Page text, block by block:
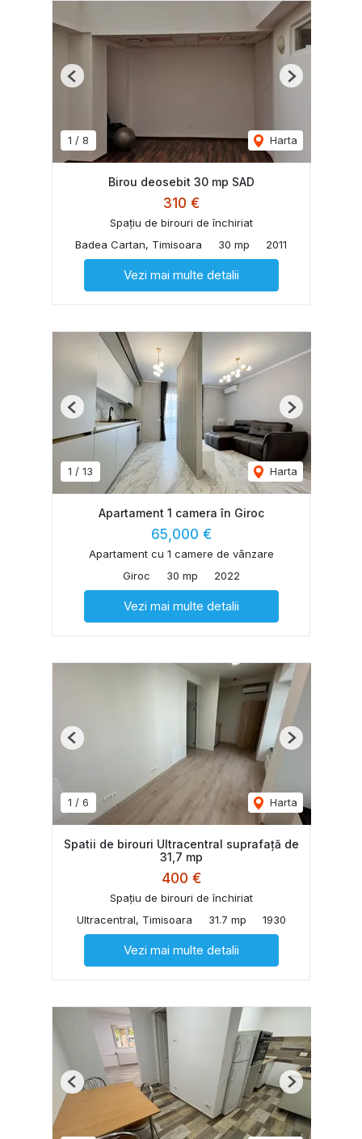
1 / 8 Harta
Previous Next
Birou deosebit 30 mp SAD
310 €
Spațiu de birouri de închiriat
Badea Cartan, Timisoara
30 mp 2011
Vezi mai multe detalii
1 / 13 Harta
Previous Next
Apartament 1 camera în Giroc
65,000 €
Apartament cu 1 camere de vânzare
Giroc
30 mp 2022
Vezi mai multe detalii
1 / 6 Harta
Previous Next
Spatii de birouri Ultracentral suprafață de
31,7 mp
400 €
Spațiu de birouri de închiriat
Ultracentral, Timisoara
31.7 mp 1930
Vezi mai multe detalii
Previous Next